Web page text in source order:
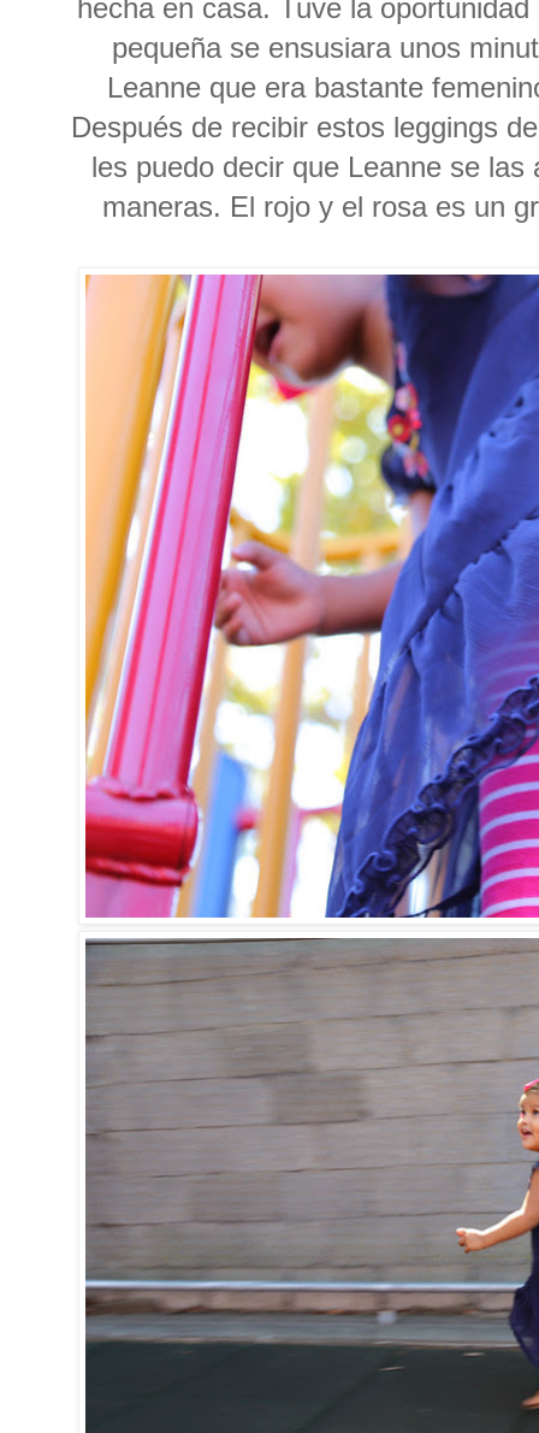
hecha en casa. Tuve la
pequeña se ensusiara unos
Leanne que era bastante
Después de recibir estos leggings
les puedo decir que Leanne se
maneras. El rojo y el rosa es un